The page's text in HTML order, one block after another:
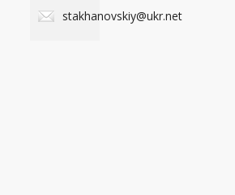
stakhanovskiy@ukr.net